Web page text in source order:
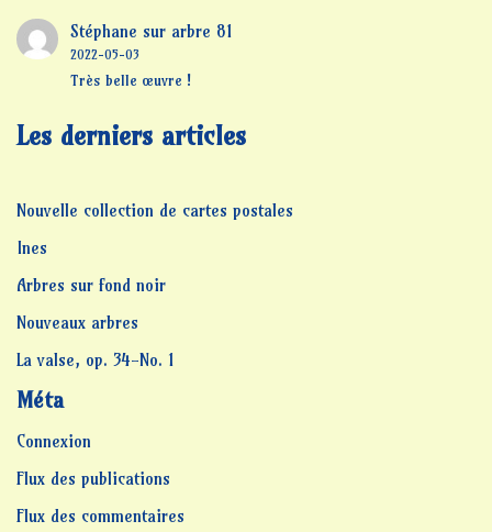
Stéphane sur arbre 81
2022-05-03
Très belle œuvre !
Les derniers articles
Nouvelle collection de cartes postales
Ines
Arbres sur fond noir
Nouveaux arbres
La valse, op. 34-No. 1
Méta
Connexion
Flux des publications
Flux des commentaires